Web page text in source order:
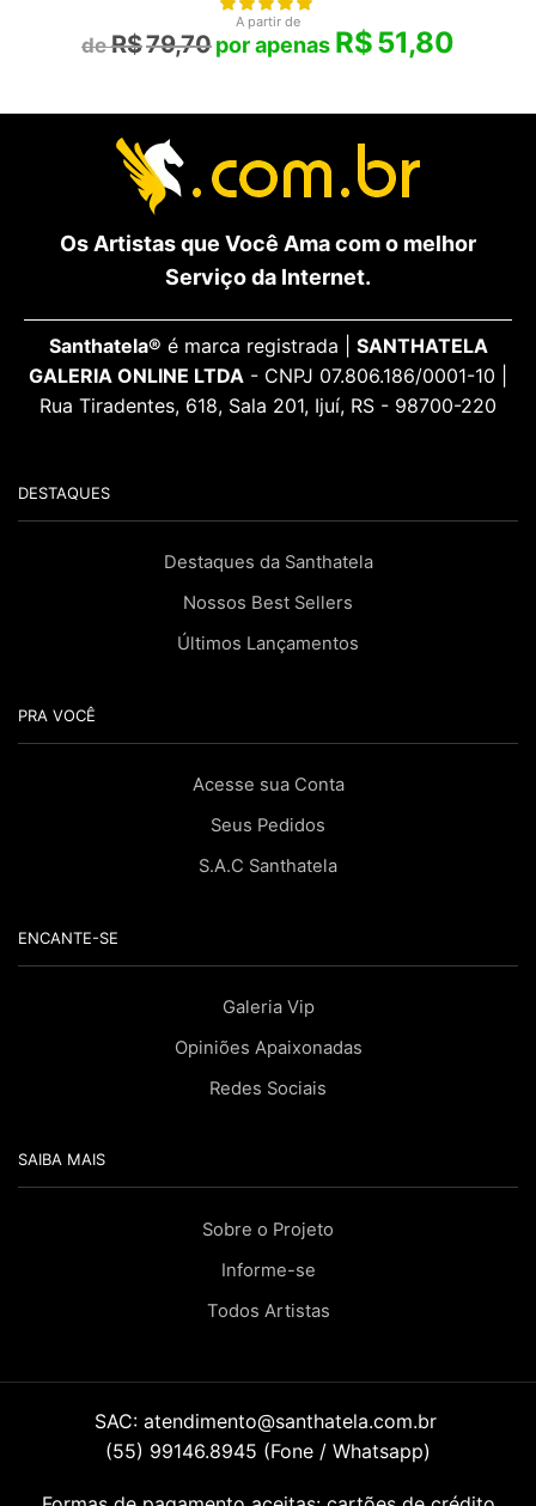
A partir de
R$79,70 R$51,80
Os Artistas que Você Ama com o melhor
Serviço da Internet.
Santhatela® é marca registrada | SANTHATELA
GALERIA ONLINE LTDA - CNPJ 07.806.186/0001-10 |
Rua Tiradentes, 618, Sala 201, Ijuí, RS - 98700-220
DESTAQUES
Destaques da Santhatela
Nossos Best Sellers
Últimos Lançamentos
PRA VOCÊ
Acesse sua Conta
Seus Pedidos
S.A.C Santhatela
ENCANTE-SE
Galeria Vip
Opiniões Apaixonadas
Redes Sociais
SAIBA MAIS
Sobre o Projeto
Informe-se
Todos Artistas
SAC: atendimento@santhatela.com.br
(55) 99146.8945 (Fone / Whatsapp)